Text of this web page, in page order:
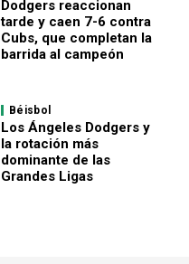
Dodgers reaccionan
tarde y caen 7-6 contra
Cubs, que completan la
barrida al campeón
Béisbol
Los Ángeles Dodgers y
la rotación más
dominante de las
Grandes Ligas